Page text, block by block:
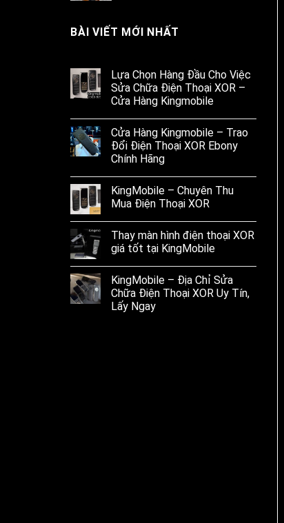
BÀI VIẾT MỚI NHẤT
Lựa Chọn Hàng Đầu Cho Việc
Sửa Chữa Điện Thoại XOR –
Cửa Hàng Kingmobile
Cửa Hàng Kingmobile – Trao
Đổi Điện Thoại XOR Ebony
Chính Hãng
KingMobile – Chuyên Thu
Mua Điện Thoại XOR
Thay màn hình điện thoại XOR
giá tốt tại KingMobile
KingMobile – Địa Chỉ Sửa
Chữa Điện Thoại XOR Uy Tín,
Lấy Ngay